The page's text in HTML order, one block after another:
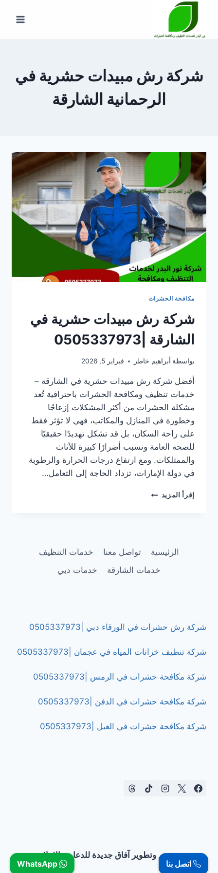
المحتوى
شركة رش مبيدات حشرية في
الرحمانية الشارقة
مكافحة الحشرات
شركة رش مبيدات حشرية في
الشارقة |0505337973
بواسطة أبراهيم خاطر فبراير 5, 2026
أفضل شركة رش مبيدات حشرية في الشارقة –
خدمات تنظيف ومكافحة الحشرات باحترافية تُعد
مشكلة الحشرات من أكثر المشكلات إزعاجًا
وخطورة في المنازل والمكاتب، فهي لا تؤثر فقط
على راحة السكان، بل قد تشكل تهديدًا حقيقيًا
للصحة العامة وتسبب أضرارًا كبيرة للأثاث
والممتلكات. ومع ارتفاع درجات الحرارة والرطوبة
في دولة الإمارات، تزداد الحاجة إلى التعامل…
إقرأ المزيد شركة
|0505337973
الرئيسية تواصل معنا
خدمات التنظيف
خدمات الشارقة
خدمات دبي
شركة رش حشرات في الورقاء دبي |0505337973
شركة تنظيف خزانات المياه في عجمان |0505337973
شركة مكافحة حشرات في الرمس |0505337973
شركة مكافحة حشرات في الدفن |0505337973
شركة مكافحة حشرات في الغيل |0505337973
تصميم وتطوير آفاق جديدة للدعاية والإعلان
اتصل بنا